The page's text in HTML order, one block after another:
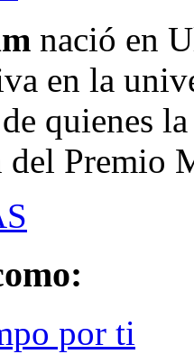
nació en
en la
quienes
del Premio
por ti